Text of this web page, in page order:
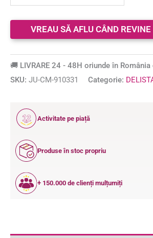
🚚 LIVRARE 24 - 48H oriunde în
SKU: JU-CM-910331 Categorie:
12
ANI
Activitate pe piață
Produse în stoc propriu
+ 150.000 de clienți mulțumiți